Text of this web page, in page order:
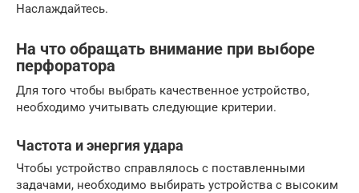
Наслаждайтесь.
На что обращать внимание при выборе
перфоратора
Для того чтобы выбрать качественное устройство,
необходимо учитывать следующие критерии.
Частота и энергия удара
Чтобы устройство справлялось с поставленными
задачами, необходимо выбирать устройства с высоким